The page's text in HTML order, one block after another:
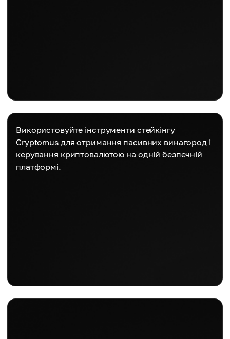
Використовуйте інструменти стейкінгу
Cryptomus для отримання пасивних винагород і
керування криптовалютою на одній безпечній
платформі.